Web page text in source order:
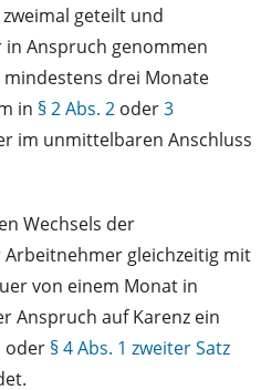
geteilt und
Anspruch genommen
drei Monate
in § 2 Abs. 2 oder3
im unmittelbaren Anschluss
Wechsels der
gleichzeitig mit
von einem Monat in
Anspruch auf Karenz ein
oder § 4 Abs. 1 zweiter Satz